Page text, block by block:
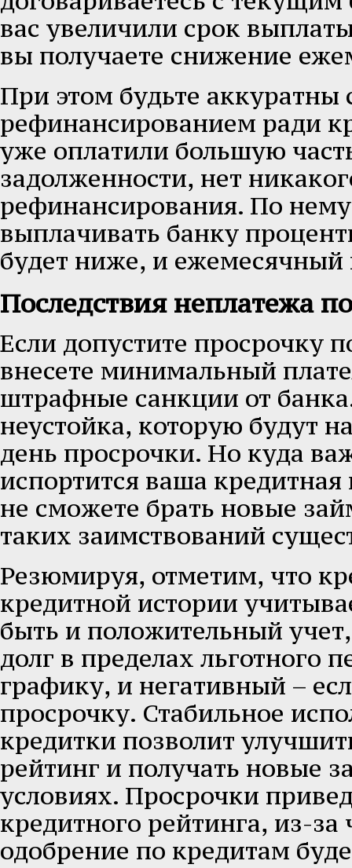
вас увеличили срок
вы получаете снижение
При этом будьте аккуратны
рефинансированием ради
уже оплатили большую
задолженности, нет
рефинансирования. По
выплачивать банку
будет ниже, и ежемесячный
Последствия неплатежа
Если допустите просрочку
внесете минимальный
штрафные санкции от
неустойка, которую будут
день просрочки. Но куда
испортится ваша кредитная
не сможете брать новые
таких заимствований
Резюмируя, отметим, что
кредитной истории
быть и положительный
долг в пределах льготного
графику, и негативный –
просрочку. Стабильное
кредитки позволит
рейтинг и получать новые
условиях. Просрочки
кредитного рейтинга, из-за
одобрение по кредитам